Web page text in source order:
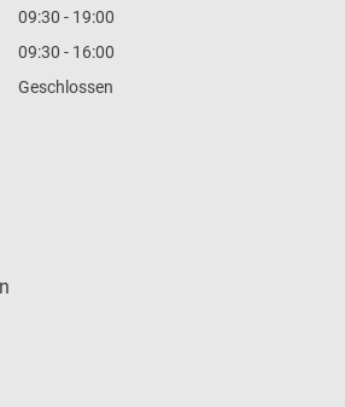
09:30 - 19:00
09:30 - 16:00
Geschlossen